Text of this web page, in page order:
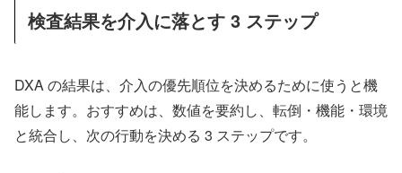
検査結果を介入に落とす 3 ステップ
DXA の結果は、介入の優先順位を決めるために使うと機
能します。おすすめは、数値を要約し、転倒・機能・環境
と統合し、次の行動を決める 3 ステップです。